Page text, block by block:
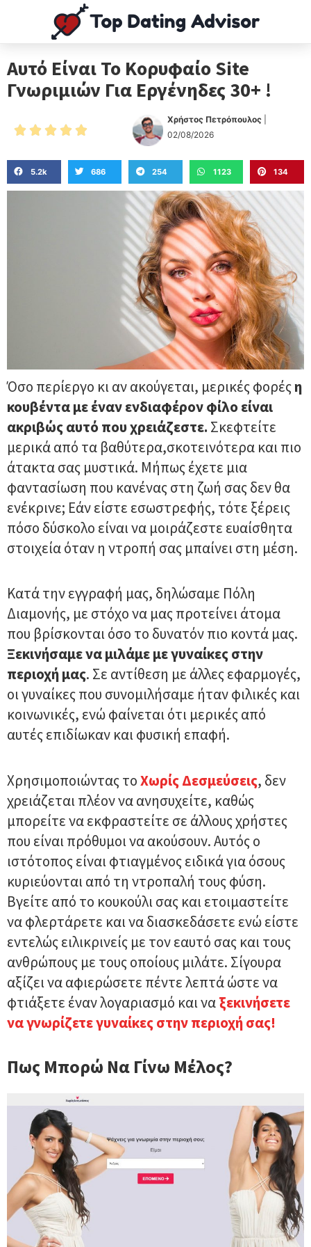
Αυτό Είναι Το Κορυφαίο Site
Γνωριμιών Για Εργένηδες 30+ !
    
Χρήστος Πετρόπουλος
02/08/2026
5.2k 686 254 1123 134
Όσο περίεργο κι αν ακούγεται, μερικές φορέςη
κουβέντα με έναν ενδιαφέρον φίλο είναι
ακριβώς αυτό που χρειάζεστε. Σκεφτείτε
μερικά από τα βαθύτερα,σκοτεινότερα και πιο
άτακτα σας μυστικά. Μήπως έχετε μια
φαντασίωση που κανένας στη ζωή σας δεν θα
ενέκρινε; Εάν είστε εσωστρεφής, τότε ξέρεις
πόσο δύσκολο είναι να μοιράζεστε ευαίσθητα
στοιχεία όταν η ντροπή σας μπαίνει στη μέση.
Κατά την εγγραφή μας, δηλώσαμε Πόλη
Διαμονής, με στόχο να μας προτείνει άτομα
που βρίσκονται όσο το δυνατόν πιο κοντά μας.
Ξεκινήσαμε να μιλάμε με γυναίκες στην
περιοχή μας. Σε αντίθεση με άλλες εφαρμογές,
οι γυναίκες που συνομιλήσαμε ήταν φιλικές και
κοινωνικές, ενώ φαίνεται ότι μερικές από
αυτές επιδίωκαν και φυσική επαφή.
Χρησιμοποιώντας τοΧωρίς Δεσμεύσεις, δεν
χρειάζεται πλέον να ανησυχείτε, καθώς
μπορείτε να εκφραστείτε σε άλλους χρήστες
που είναι πρόθυμοι να ακούσουν. Αυτός ο
ιστότοπος είναι φτιαγμένος ειδικά για όσους
κυριεύονται από τη ντροπαλή τους φύση.
Βγείτε από το κουκούλι σας και ετοιμαστείτε
να φλερτάρετε και να διασκεδάσετε ενώ είστε
εντελώς ειλικρινείς με τον εαυτό σας και τους
ανθρώπους με τους οποίους μιλάτε. Σίγουρα
αξίζει να αφιερώσετε πέντε λεπτά ώστε να
φτιάξετε έναν λογαριασμό και ναξεκινήσετε
να γνωρίζετε γυναίκες στην περιοχή σας!
Πως Μπορώ Να Γίνω Μέλος?